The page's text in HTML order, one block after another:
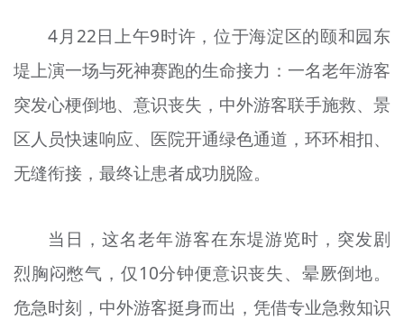
文明培育
+
未成年人思想道德建设
榜样人物
+
身边好人
北京宣传文化引导基金
宣传思想文化人才
4月22日上午9时许，位于海淀区的颐和园东
堤上演一场与死神赛跑的生命接力：一名老年游客
突发心梗倒地、意识丧失，中外游客联手施救、景
区人员快速响应、医院开通绿色通道，环环相扣、
无缝衔接，最终让患者成功脱险。
当日，这名老年游客在东堤游览时，突发剧
烈胸闷憋气，仅10分钟便意识丧失、晕厥倒地。
危急时刻，中外游客挺身而出，凭借专业急救知识